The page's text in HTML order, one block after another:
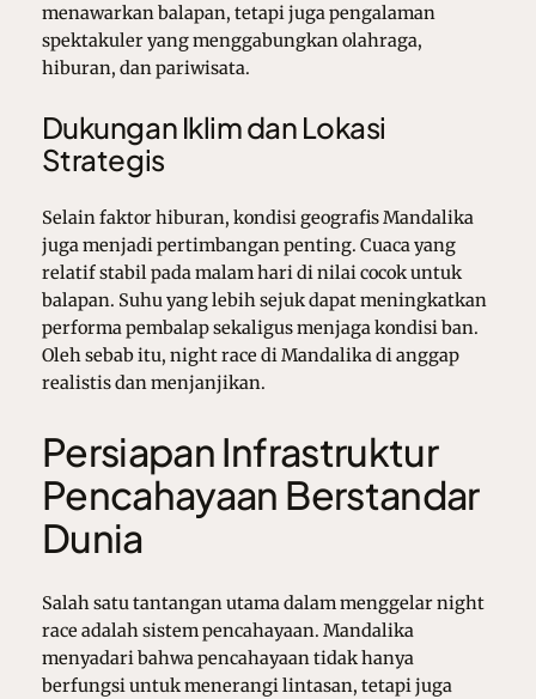
menawarkan balapan, tetapi juga pengalaman
spektakuler yang menggabungkan olahraga,
hiburan, dan pariwisata.
Dukungan Iklim dan Lokasi
Strategis
Selain faktor hiburan, kondisi geografis Mandalika
juga menjadi pertimbangan penting. Cuaca yang
relatif stabil pada malam hari di nilai cocok untuk
balapan. Suhu yang lebih sejuk dapat meningkatkan
performa pembalap sekaligus menjaga kondisi ban.
Oleh sebab itu, night race di Mandalika di anggap
realistis dan menjanjikan.
Persiapan Infrastruktur
Pencahayaan Berstandar
Dunia
Salah satu tantangan utama dalam menggelar night
race adalah sistem pencahayaan. Mandalika
menyadari bahwa pencahayaan tidak hanya
berfungsi untuk menerangi lintasan, tetapi juga